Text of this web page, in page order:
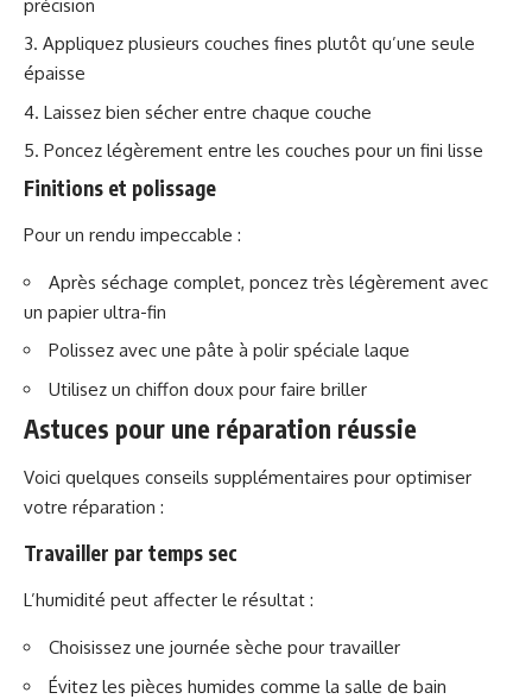
précision
Appliquez plusieurs couches fines plutôt qu’une seule
épaisse
Laissez bien sécher entre chaque couche
Poncez légèrement entre les couches pour un fini lisse
Finitions et polissage
Pour un rendu impeccable :
Après séchage complet, poncez très légèrement avec
un papier ultra-fin
Polissez avec une pâte à polir spéciale laque
Utilisez un chiffon doux pour faire briller
Astuces pour une réparation réussie
Voici quelques conseils supplémentaires pour optimiser
votre réparation :
Travailler par temps sec
L’humidité peut affecter le résultat :
Choisissez une journée sèche pour travailler
Évitez les pièces humides comme la salle de bain